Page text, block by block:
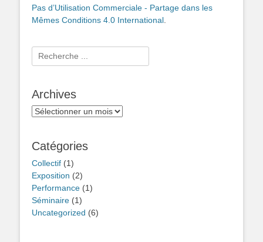
Pas d’Utilisation Commerciale - Partage dans les
Mêmes Conditions 4.0 International
Rechercher :
Archives
Archives
Catégories
Collectif (1)
Exposition (2)
Performance (1)
Séminaire (1)
Uncategorized (6)